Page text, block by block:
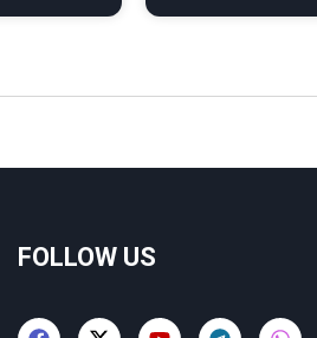
FOLLOW US